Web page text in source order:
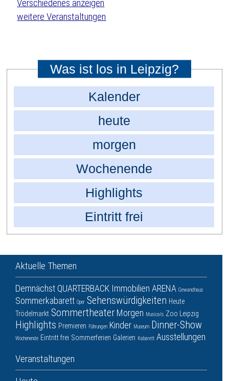
weitere Veranstaltungen
Was ist los in Leipzig?
Kalender
heute
morgen
Wochenende
Highlights
Eintritt frei
Aktuelle Themen
Demnächst QUARTERBACK Immobilien ARENA Gewandhaus
Sommerkabarett Oper Sehenswürdigkeiten Heute
Trödelmarkt Sommertheater Morgen Musicals Zoo Leipzig
Highlights Premieren Führungen Kinder Museum Dinner-Show
Wochenende Eintritt frei Sommerferien Galerien Kabarett Ausstellungen
Veranstaltungen